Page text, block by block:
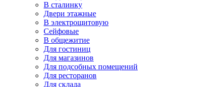
В сталинку
Двери этажные
В электрощитовую
Сейфовые
В общежитие
Для гостиниц
Для магазинов
Для подсобных помещений
Для ресторанов
Для склада